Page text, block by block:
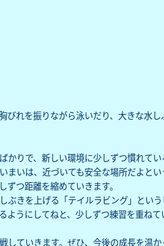
びれを振りながら泳いだり、大きな水
かりで、新しい環境に少しずつ慣れて
まいは、近づいても安全な場所だよと
つ距離を縮めていきます。
ぶきを上げる「テイルラビング」とい
うにしてねと、少しずつ練習を重ねて
ていきます。ぜひ、今後の成長を温か